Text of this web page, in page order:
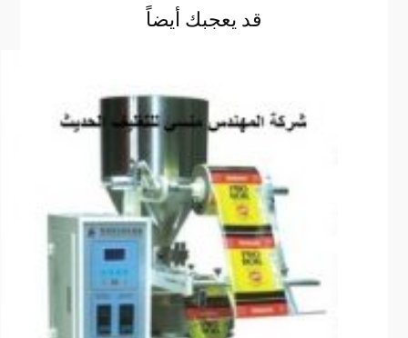
قد يعجبك أيضاً